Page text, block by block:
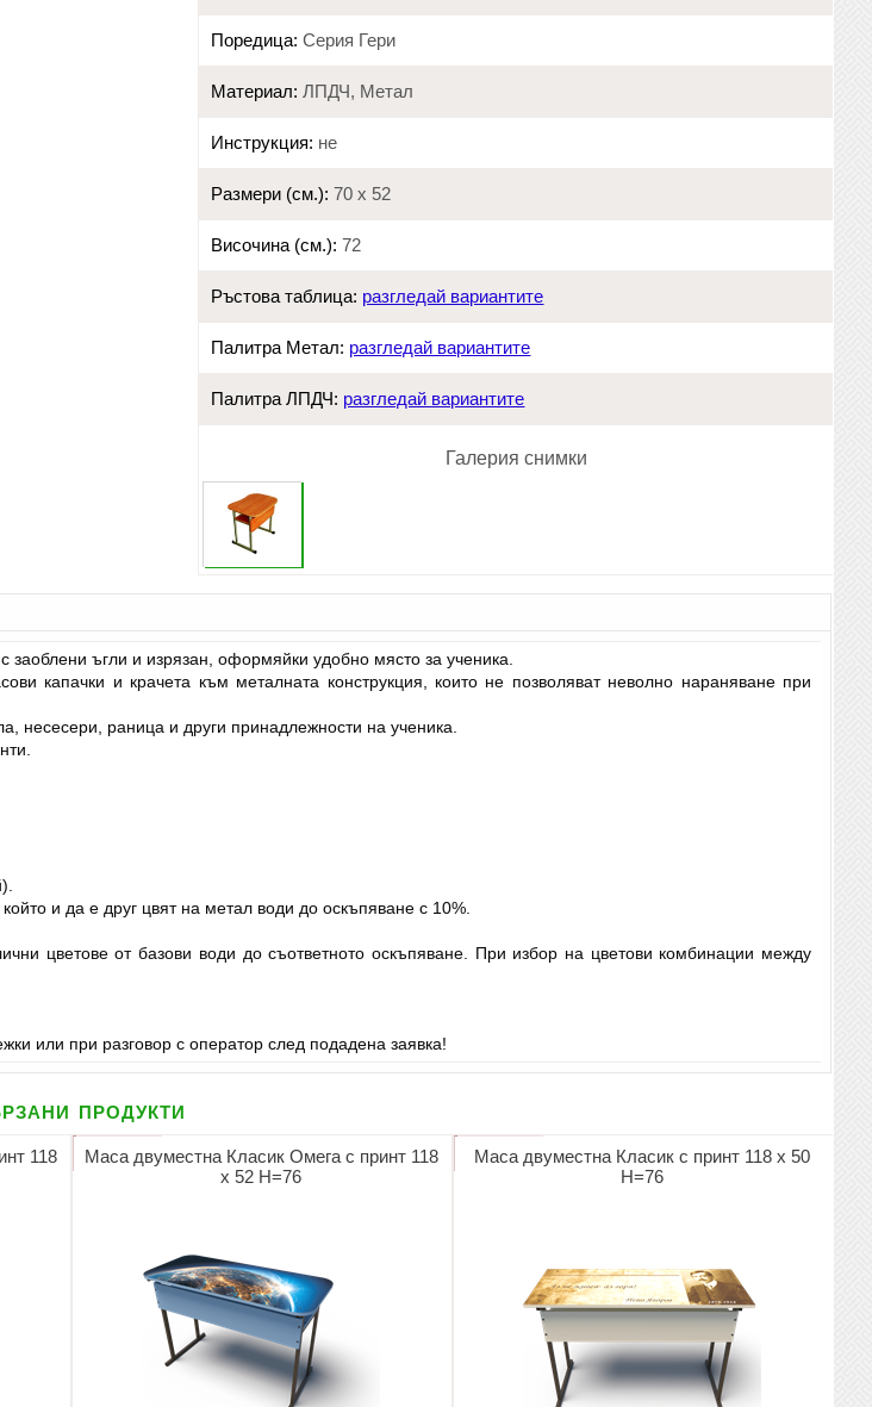
Поредица: Серия Гери
Материал: ЛПДЧ, Метал
Инструкция: не
Размери (см.): 70 х 52
Височина (см.): 72
Ръстова таблица: разгледай вариантите
Палитра Метал: разгледай вариантите
Палитра ЛПДЧ: разгледай вариантите
Галерия снимки
ъгли и изрязан, оформяйки удобно място за ученика.
капачки и крачета към металната конструкция, които не позволяват неволно нараняване при
несесери, раница и други принадлежности на ученика.
и да е друг цвят на метал води до оскъпяване с 10%.
цветове от базови води до съответното оскъпяване. При избор на цветови комбинации между
или при разговор с оператор след подадена заявка!
продукти
118
Маса двуместна Класик Омега с принт 118
х 52 Н=76
Маса двуместна Класик с принт 118 х 50
Н=76